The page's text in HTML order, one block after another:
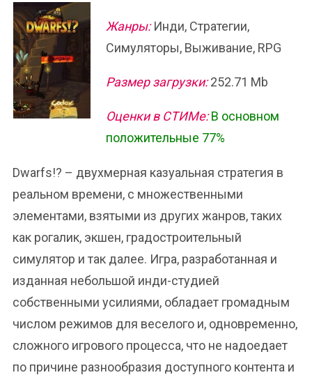
Жанры:Инди, Стратегии,
Симуляторы, Выживание, RPG
Размер загрузки:252.71 Mb
Оценки в СТИМе: В основном
положительные 77%
Dwarfs!? – двухмерная казуальная стратегия в
реальном времени, с множественными
элементами, взятыми из других жанров, таких
как рогалик, экшен, градостроительный
симулятор и так далее. Игра, разработанная и
изданная небольшой инди-студией
собственными усилиями, обладает громадным
числом режимов для веселого и, одновременно,
сложного игрового процесса, что не надоедает
по причине разнообразия доступного контента и